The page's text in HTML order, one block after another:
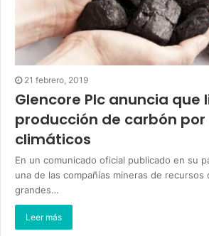
21 febrero, 2019
Glencore Plc anuncia que
producción de carbón
climáticos
En un comunicado oficial publicado en su
una de las compañías mineras de recursos
grandes…
Leer más